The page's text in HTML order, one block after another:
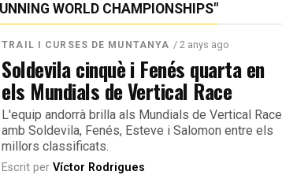
WORLD CHAMPIONSHIPS"
TRAIL I CURSES DE MUNTANYA / 2 anys ago
Soldevila cinquè i Fenés quarta en
els Mundials de Vertical Race
L'equip andorrà brilla als Mundials de Vertical Race
amb Soldevila, Fenés, Esteve i Salomon entre els
millors classificats.
Escrit perVíctor Rodrigues